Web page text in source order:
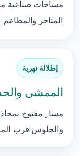
مساحات صناعية
المتاجر
إطلالة نهرية
الممشى
مسار مفتوح
والجلوس قرب